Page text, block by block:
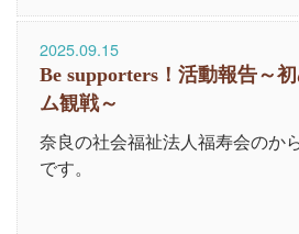
2025.09.15
Be supporters！活動報告～
ム観戦～
奈良の社会福祉法人福寿会のか
です。